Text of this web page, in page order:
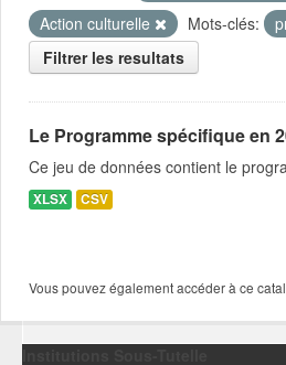
Action culturelle
Mots-clés:
Filtrer les resultats
Le Programme spécifique en
Ce jeu de données contient le
XLSX CSV
Vous pouvez également accéder à ce